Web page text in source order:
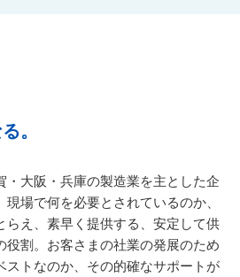
。
・大阪・兵庫の製造業を主とした企
場で何を必要とされているのか、
らえ、素早く提供する、安定して供
役割。お客さまの社業の発展のため
ストなのか、その的確なサポートが